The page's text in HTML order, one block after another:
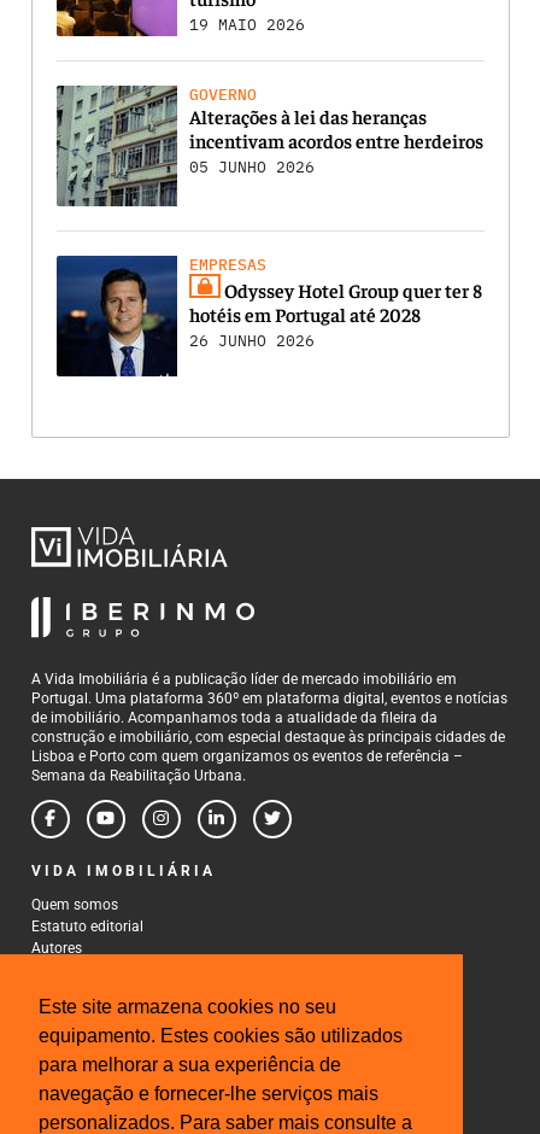
Este site armazena cookies no seu
equipamento. Estes cookies são utilizados
para melhorar a sua experiência de
navegação e fornecer-lhe serviços mais
personalizados. Para saber mais consulte a
19 MAIO 2026
GOVERNO
Alterações à lei das heranças
incentivam acordos entre herdeiros
05 JUNHO 2026
EMPRESAS
Odyssey Hotel Group quer ter 8
hotéis em Portugal até 2028
26 JUNHO 2026
A Vida Imobiliária é a publicação líder de mercado imobiliário em
Portugal. Uma plataforma 360º em plataforma digital, eventos e notícias
de imobiliário. Acompanhamos toda a atualidade da fileira da
construção e imobiliário, com especial destaque às principais cidades de
Lisboa e Porto com quem organizamos os eventos de referência –
Semana da Reabilitação Urbana.
VIDA IMOBILIÁRIA
Quem somos
Estatuto editorial
Autores
CONTACTOS
Rua Gonçalo Cristovão, 185 - 6º
4000-269 Porto
Tel: 222 085 009
Fax: 222 085 010